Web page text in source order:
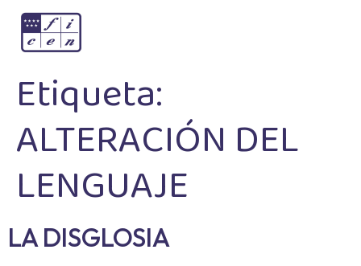
Etiqueta:
ALTERACIÓN DEL
LENGUAJE
LA DISGLOSIA